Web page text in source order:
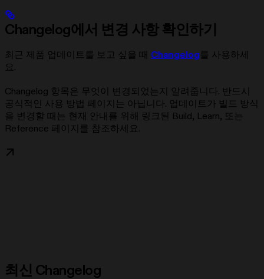
Changelog에서 변경 사항 확인하기
최근 제품 업데이트를 보고 싶을 때 Changelog 를 사용하세
요.
Changelog 항목은 무엇이 변경되었는지 알려줍니다. 반드시
공식적인 사용 방법 페이지는 아닙니다. 업데이트가 빌드 방식
을 변경할 때는 현재 안내를 위해 링크된 Build, Learn, 또는
Reference 페이지를 참조하세요.
최신 Changelog